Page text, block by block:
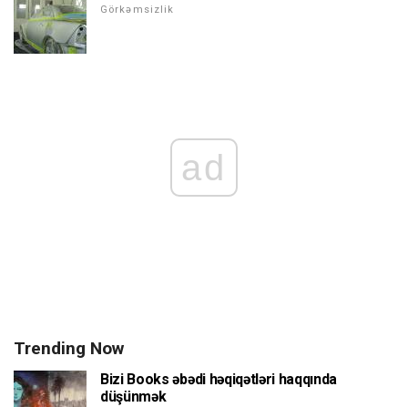
Görkəmsizlik
ad
Trending Now
Bizi Books əbədi həqiqətləri haqqında
düşünmək